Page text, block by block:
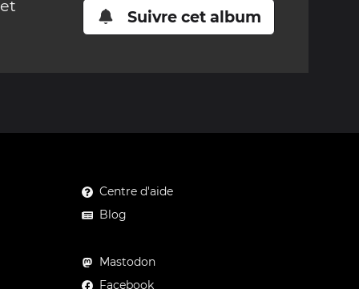
Suivre cet album
Centre d'aide
Blog
Mastodon
Facebook